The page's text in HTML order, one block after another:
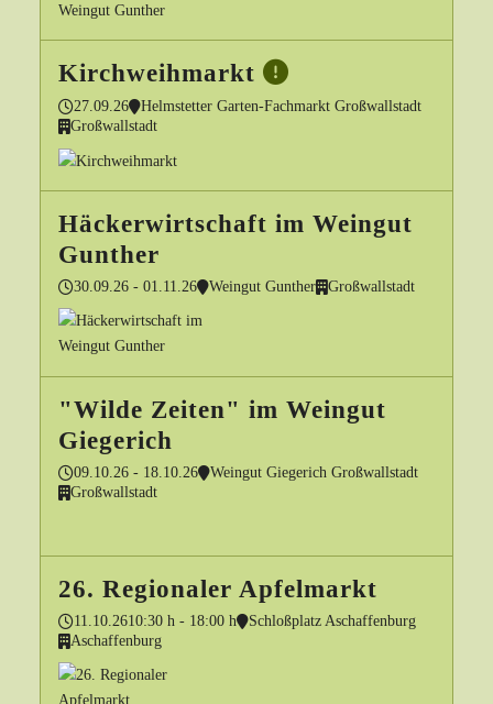
Kirchweihmarkt
27.09.26
Helmstetter Garten-Fachmarkt Großwallstadt
Großwallstadt
Häckerwirtschaft im Weingut
Gunther
30.09.26 - 01.11.26 Weingut Gunther Großwallstadt
"Wilde Zeiten" im Weingut
Giegerich
09.10.26 - 18.10.26
Weingut Giegerich Großwallstadt
Großwallstadt
26. Regionaler Apfelmarkt
11.10.2610:30 h - 18:00 h
Schloßplatz Aschaffenburg
Aschaffenburg